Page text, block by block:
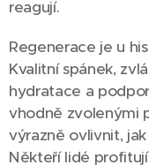
reagují.
Regenerace je u
Kvalitní spánek,
hydratace a
vhodně zvolenými
výrazně ovlivnit,
Někteří lidé